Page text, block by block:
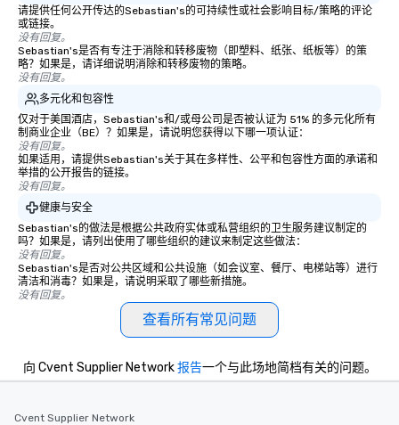
guide is well-versed in local culture,
so you can expect a fun, engaging,
and spooky event.
请提供任何公开传达的Sebastian's的可持续性或社会影响目标/策略的评论
或链接。
没有回复。
Sebastian's是否有专注于消除和转移废物（即塑料、纸张、纸板等）的策
略？如果是，请详细说明消除和转移废物的策略。
没有回复。
多元化和包容性
仅对于美国酒店，Sebastian's和/或母公司是否被认证为 51% 的多元化所有
制商业企业（BE）？如果是，请说明您获得以下哪一项认证：
没有回复。
如果适用，请提供Sebastian's关于其在多样性、公平和包容性方面的承诺和
举措的公开报告的链接。
没有回复。
健康与安全
Sebastian's的做法是根据公共政府实体或私营组织的卫生服务建议制定的
吗？如果是，请列出使用了哪些组织的建议来制定这些做法：
没有回复。
Sebastian's是否对公共区域和公共设施（如会议室、餐厅、电梯站等）进行
清洁和消毒？如果是，请说明采取了哪些新措施。
没有回复。
查看所有常见问题
向 Cvent Supplier Network报告一个与此场地简档有关的问题。
Cvent Supplier Network